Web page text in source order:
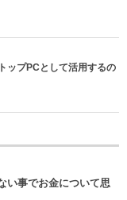
ップPCとして活用するの
い事でお金について思